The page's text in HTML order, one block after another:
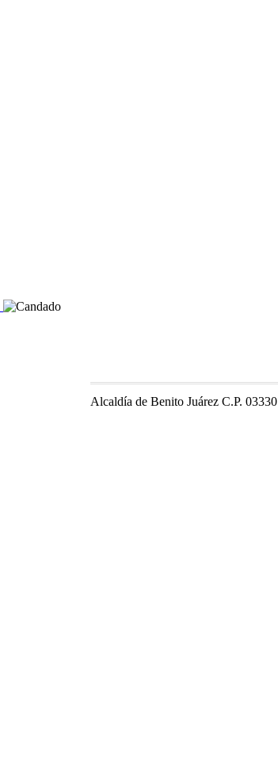
Alcaldía de Benito Juárez C.P. 03330